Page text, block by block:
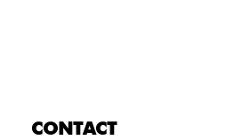
CONTACT